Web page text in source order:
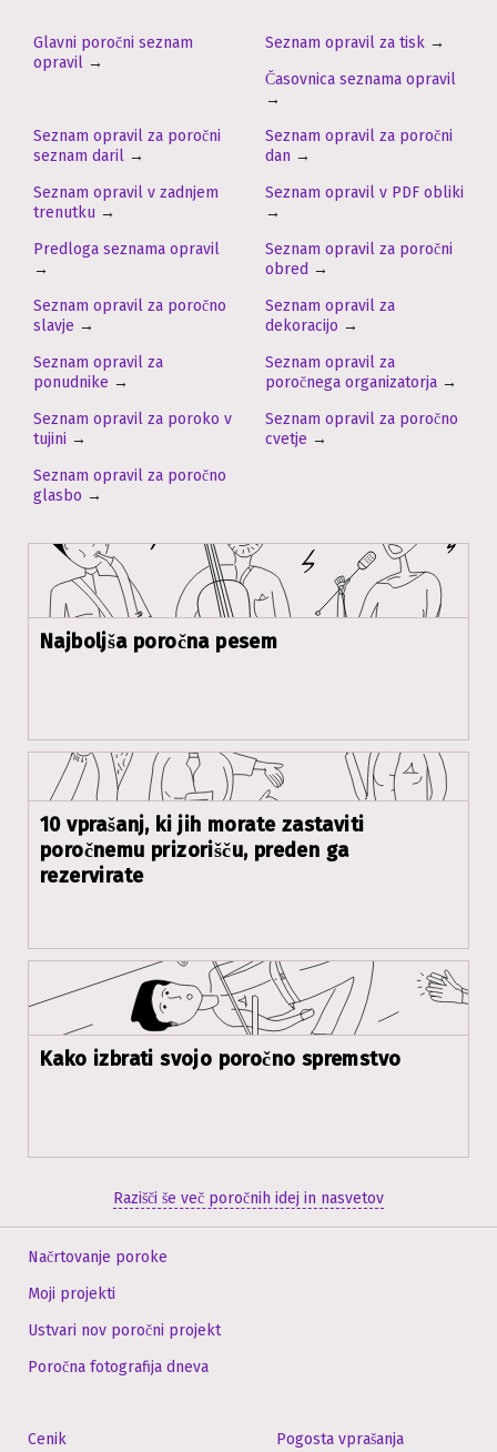
Glavni poročni seznam
opravil →
Seznam opravil za tisk →
Časovnica seznama opravil
→
Seznam opravil za poročni
seznam daril →
Seznam opravil za poročni
dan →
Seznam opravil v zadnjem
trenutku →
Seznam opravil v PDF obliki
→
Predloga seznama opravil
→
Seznam opravil za poročni
obred →
Seznam opravil za poročno
slavje →
Seznam opravil za
dekoracijo →
Seznam opravil za
ponudnike →
Seznam opravil za
poročnega organizatorja →
Seznam opravil za poroko v
tujini →
Seznam opravil za poročno
cvetje →
Seznam opravil za poročno
glasbo →
Najboljša poročna pesem
10 vprašanj, ki jih morate zastaviti
poročnemu prizorišču, preden ga
rezervirate
Kako izbrati svojo poročno spremstvo
Razišči še več poročnih idej in nasvetov
Načrtovanje poroke
Moji projekti
Ustvari nov poročni projekt
Poročna fotografija dneva
Cenik Pogosta vprašanja